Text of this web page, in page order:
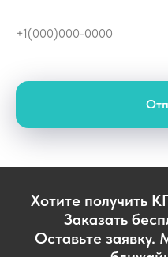
Хотите получить
Заказать
Оставьте